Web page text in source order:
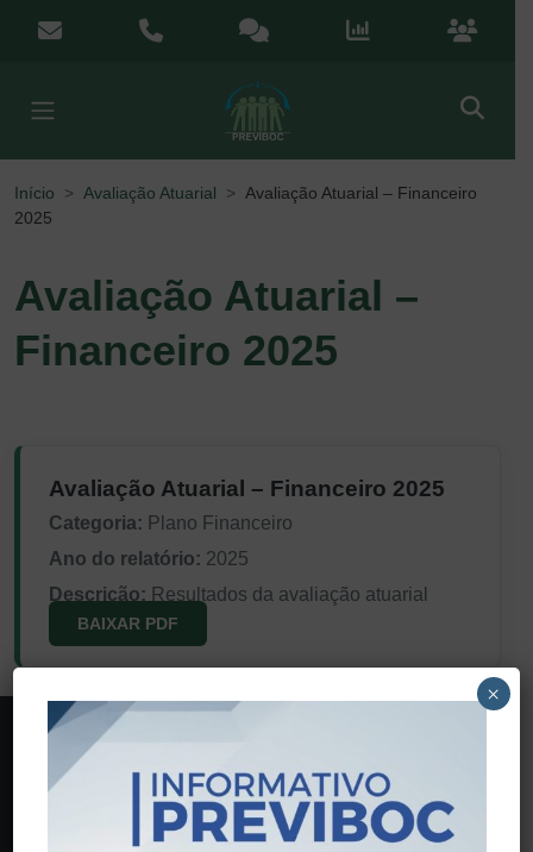
Menu de Acesso Rápido
contato@previboc.mg.gov.br
(38) 3251-5601Ouvidoria Portal da Portal do
Início Avaliação Atuarial
Avaliação Atuarial – Financeiro
2025
Avaliação Atuarial –
Financeiro 2025
Avaliação Atuarial – Financeiro 2025
Categoria: Plano Financeiro
Ano do relatório: 2025
Descrição: Resultados da avaliação atuarial
BAIXAR PDF
PREVIBOC
Praça Wandick Dumont, 146 - Centro, Bocaiúva - MG,
×